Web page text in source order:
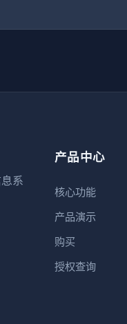
系
产品中心
核心功能
产品演示
购买
授权查询